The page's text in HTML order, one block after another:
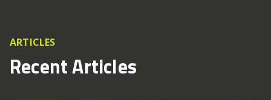
ARTICLES
Recent Articles